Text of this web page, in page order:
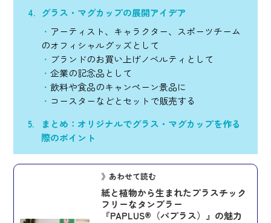
グラス・マグカップの展開アイデア
アーティスト、キャラクター、スポーツチーム
のオフィシャルグッズとして
ブランドのお買い上げノベルティとして
企業の記念品として
飲料や食品のキャンペーン景品に
コースターなどとセットで販売する
まとめ：オリジナルでグラス・マグカップを作る
際のポイント
》あわせて読む
紙と植物から生まれたプラスチック
フリーなタンブラー
『PAPLUS®（パプラス）』の魅力